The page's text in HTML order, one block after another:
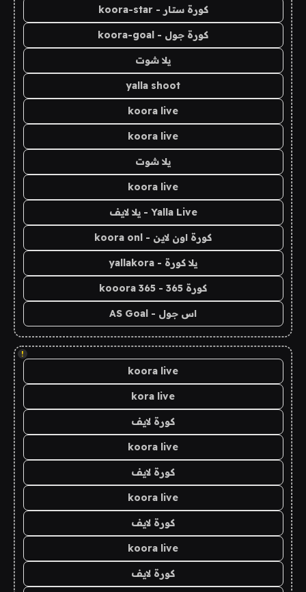
كورة ستار - koora-star
كورة جول - koora-goal
يلا شوت
yalla shoot
koora live
koora live
يلا شوت
koora live
Yalla Live - يلا لايف
كورة اون لاين - koora onl
يلا كورة - yallakora
كورة 365 - kooora 365
اس جول - AS Goal
!
koora live
kora live
كورة لايف
koora live
كورة لايف
koora live
كورة لايف
koora live
كورة لايف